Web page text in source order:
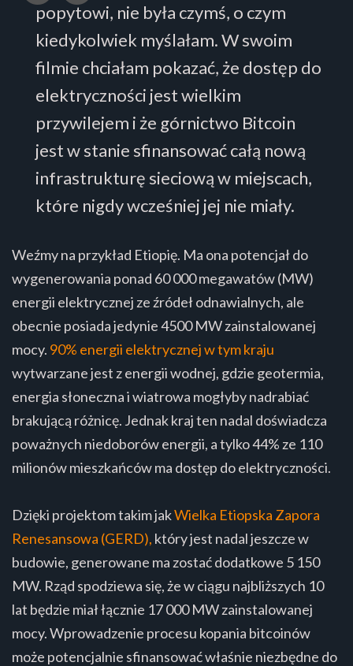
popytowi, nie była czymś, o czym
kiedykolwiek myślałam. W swoim
filmie chciałam pokazać, że dostęp do
elektryczności jest wielkim
przywilejem i że górnictwo Bitcoin
jest w stanie sfinansować całą nową
infrastrukturę sieciową w miejscach,
które nigdy wcześniej jej nie miały.
Weźmy na przykład Etiopię. Ma ona potencjał do
wygenerowania ponad 60 000 megawatów (MW)
energii elektrycznej ze źródeł odnawialnych, ale
obecnie posiada jedynie 4500 MW zainstalowanej
mocy. 90% energii elektrycznej w tym kraju
wytwarzane jest z energii wodnej, gdzie geotermia,
energia słoneczna i wiatrowa mogłyby nadrabiać
brakującą różnicę. Jednak kraj ten nadal doświadcza
poważnych niedoborów energii, a tylko 44% ze 110
milionów mieszkańców ma dostęp do elektryczności.
Dzięki projektom takim jakWielka Etiopska Zapora
Renesansowa (GERD), który jest nadal jeszcze w
budowie, generowane ma zostać dodatkowe 5 150
MW. Rząd spodziewa się, że w ciągu najbliższych 10
lat będzie miał łącznie 17 000 MW zainstalowanej
mocy. Wprowadzenie procesu kopania bitcoinów
może potencjalnie sfinansować właśnie niezbędne do